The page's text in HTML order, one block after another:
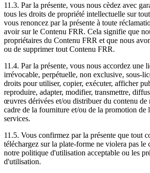
11.3. Par la présente, vous nous cèdez avec
tous les droits de propriété intellectuelle sur
vous renoncez par la présente à toute
avoir sur le Contenu FRR. Cela signifie que
propriétaires du Contenu FRR et que nous
ou de supprimer tout Contenu FRR.
11.4. Par la présente, vous nous accordez une
irrévocable, perpétuelle, non exclusive, sous-
droits pour utiliser, copier, exécuter, afficher
reproduire, adapter, modifier, transmettre,
œuvres dérivées et/ou distribuer du contenu de
cadre de la fourniture et/ou de la promotion de
services.
11.5. Vous confirmez par la présente que tout
téléchargez sur la plate-forme ne violera pas le
notre politique d'utilisation acceptable ou les
d'utilisation.